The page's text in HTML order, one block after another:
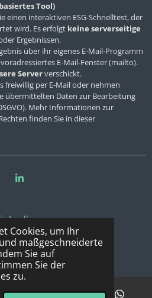
Cookies, um Ihr
maßgeschneiderte
Sie auf
Sie der
zu.
Tool)
einen interaktiven ESG-Schnelltest, der
wird. Es erfolgt keine serverseitige
Ergebnissen.
über ihr eigenes E-Mail-Programm
E-Mail-Fenster (mailto).
Serververschickt.
freiwillig per E-Mail oder nehmen
übermittelten Daten zur Bearbeitung
Mehr Informationen zur
finden Sie in dieser
T
e
nHinweise
- Udo Feucht